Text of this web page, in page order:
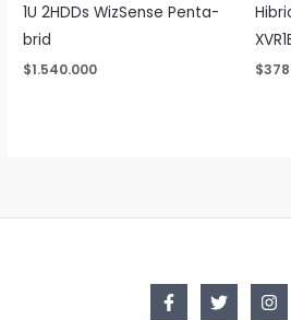
1U 2HDDs WizSense Penta-
brid
$1.540.000 $